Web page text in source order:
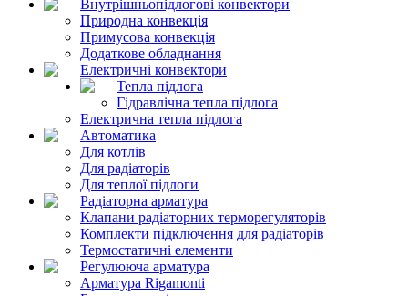
Внутрішньопідлогові конвектори
Природна конвекція
Примусова конвекція
Додаткове обладнання
Електричні конвектори
Тепла підлога
Гідравлічна тепла підлога
Електрична тепла підлога
Автоматика
Для котлів
Для радіаторів
Для теплої підлоги
Радіаторна арматура
Клапани радіаторних терморегуляторів
Комплекти підключення для радіаторів
Термостатичні елементи
Регулююча арматура
Арматура Rigamonti